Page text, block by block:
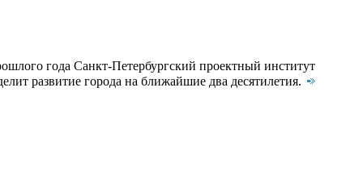
года Санкт-Петербургский проектный институт
развитие города на ближайшие два десятилетия.